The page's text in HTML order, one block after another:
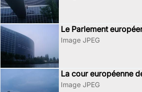
Le Parlement
Image JPEG
La cour européenne
Image JPEG